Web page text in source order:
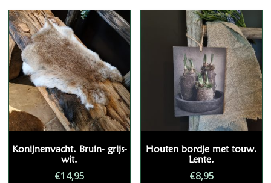
Konijnenvacht. Bruin- grijs-
wit.
€14,95
Houten bordje met touw.
Lente.
€8,95